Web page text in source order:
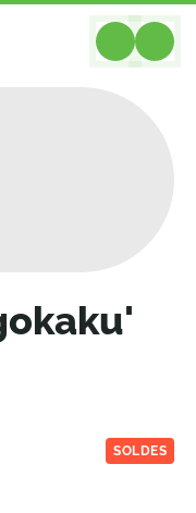
SOLDES